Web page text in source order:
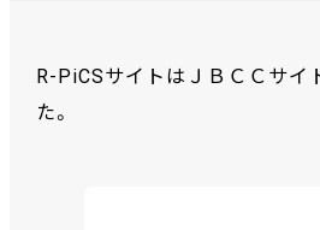
R-PiCSサイトはＪＢＣＣサイ
た。